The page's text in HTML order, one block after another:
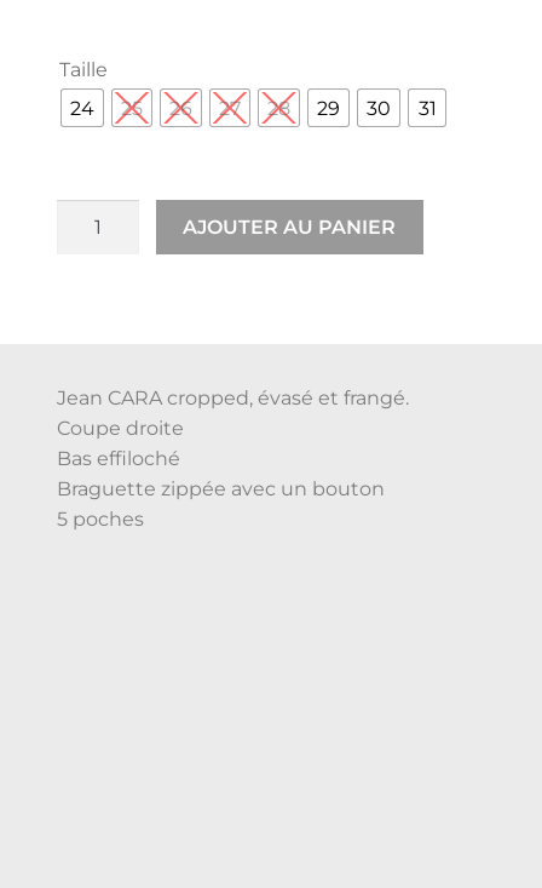
Taille
24
25 26 27 28 29 30 31
AJOUTER AU PANIER
Jean CARA cropped, évasé et frangé.
Coupe droite
Bas effiloché
Braguette zippée avec un bouton
5 poches